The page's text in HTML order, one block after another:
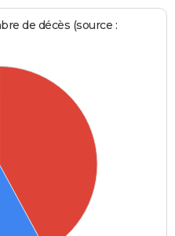
de décès (source :